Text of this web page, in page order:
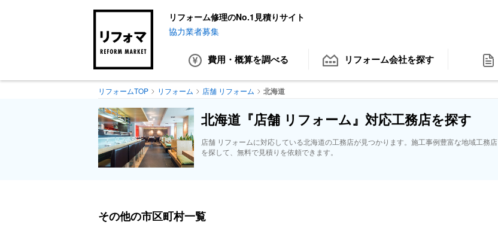
リフォーム修理のNo.1見積りサイト
協力業者募集
費用・概算を調べる リフォーム会社を探す
リフォームTOP リフォーム 店舗 リフォーム 北海道
北海道『店舗 リフォーム』対応工務店を探す
店舗 リフォームに対応している北海道の工務店が見つかります。施工事例豊富な地域工務店
を探して、無料で見積りを依頼できます。
その他の市区町村一覧